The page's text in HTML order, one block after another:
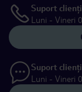
Suport
Luni - Vineri
Suport
Luni - Vineri